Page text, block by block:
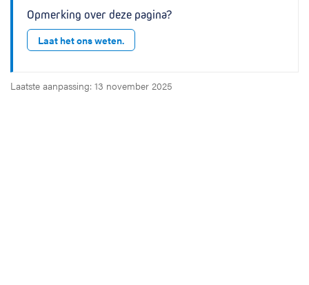
Opmerking over deze pagina?
Laat het ons weten.
Laatste aanpassing: 13 november 2025